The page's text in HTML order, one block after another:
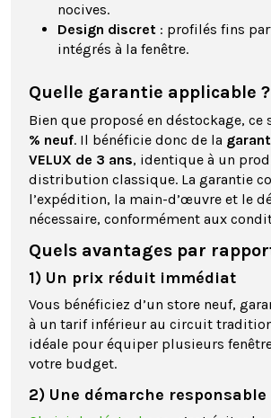
nocives.
Design discret : profilés fins
intégrés à la fenêtre.
Quelle garantie applicable ?
Bien que proposé en déstockage, ce
% neuf. Il bénéficie donc de la
VELUX de 3 ans, identique à un
distribution classique. La garantie
l’expédition, la main-d’œuvre et le
nécessaire, conformément aux
Quels avantages par
1) Un prix réduit immédiat
Vous bénéficiez d’un store neuf,
à un tarif inférieur au circuit
idéale pour équiper plusieurs
votre budget.
2) Une démarche responsable